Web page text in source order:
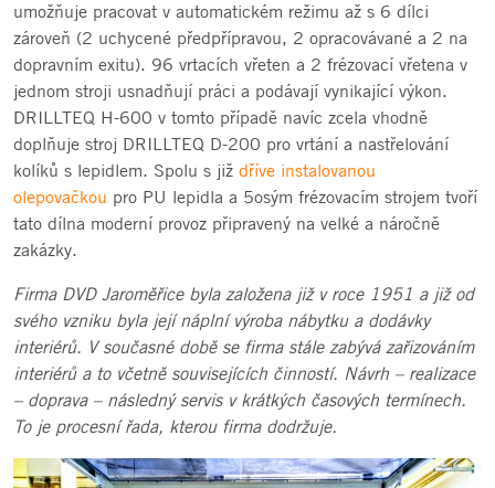
umožňuje pracovat v automatickém režimu až s 6 dílci
zároveň (2 uchycené předpřípravou, 2 opracovávané a 2 na
dopravním exitu). 96 vrtacích vřeten a 2 frézovací vřetena v
jednom stroji usnadňují práci a podávají vynikající výkon.
DRILLTEQ H-600 v tomto případě navíc zcela vhodně
doplňuje stroj DRILLTEQ D-200 pro vrtání a nastřelování
kolíků s lepidlem. Spolu s již dříve instalovanou
olepovačkou pro PU lepidla a 5osým frézovacím strojem tvoří
tato dílna moderní provoz připravený na velké a náročně
zakázky.
Firma DVD Jaroměřice byla založena již v roce 1951 a již od
svého vzniku byla její náplní výroba nábytku a dodávky
interiérů. V současné době se firma stále zabývá zařizováním
interiérů a to včetně souvisejících činností. Návrh – realizace
– doprava – následný servis v krátkých časových termínech.
To je procesní řada, kterou firma dodržuje.